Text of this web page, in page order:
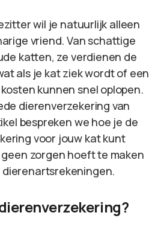
wil je natuurlijk alleen
vriend. Van schattige
katten, ze verdienen de
als je kat ziek wordt of een
kunnen snel oplopen.
dierenverzekering van
bespreken we hoe je de
voor jouw kat kunt
zorgen hoeft te maken